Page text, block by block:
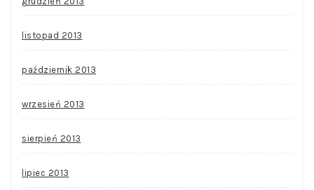
listopad 2013
październik 2013
wrzesień 2013
sierpień 2013
lipiec 2013